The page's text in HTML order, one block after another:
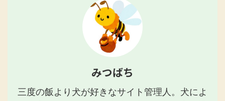
みつばち
三度の飯より犬が好きなサイト管理人。犬によ